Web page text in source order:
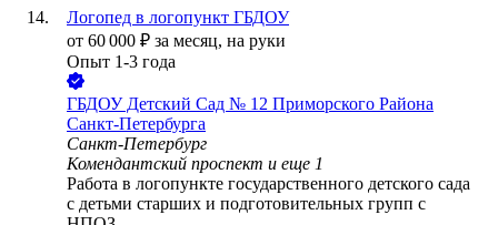
Логопед в логопункт ГБДОУ
от 60 000 ₽ за месяц, на руки
Опыт 1-3 года
ГБДОУ Детский Сад № 12 Приморского Района
Санкт-Петербурга
Санкт-Петербург
Комендантский проспект и еще 1
Работа в логопункте государственного детского сада
с детьми старших и подготовительных групп с